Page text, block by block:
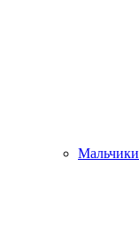
Мальчики